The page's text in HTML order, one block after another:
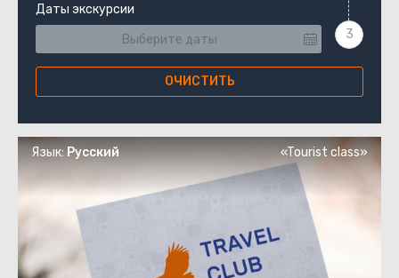
Даты экскурсии
ОЧИСТИТЬ
Язык:Русский «Tourist class»